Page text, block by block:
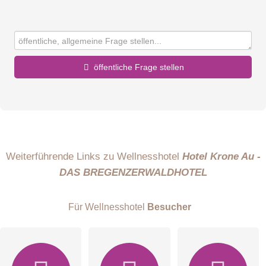
öffentliche Frage stellen
Weiterführende Links zu Wellnesshotel Hotel Krone Au -
DAS BREGENZERWALDHOTEL
Für Wellnesshotel Besucher